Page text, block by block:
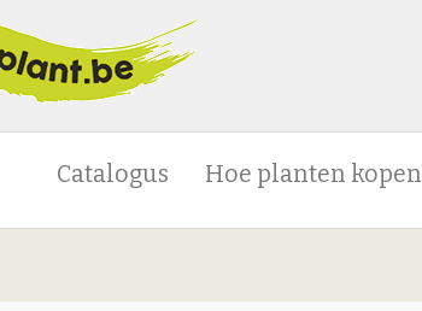
Catalogus Hoe planten kopen